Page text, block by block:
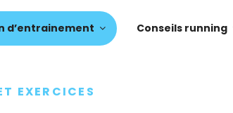
d’entrainement Conseils running
EXERCICES